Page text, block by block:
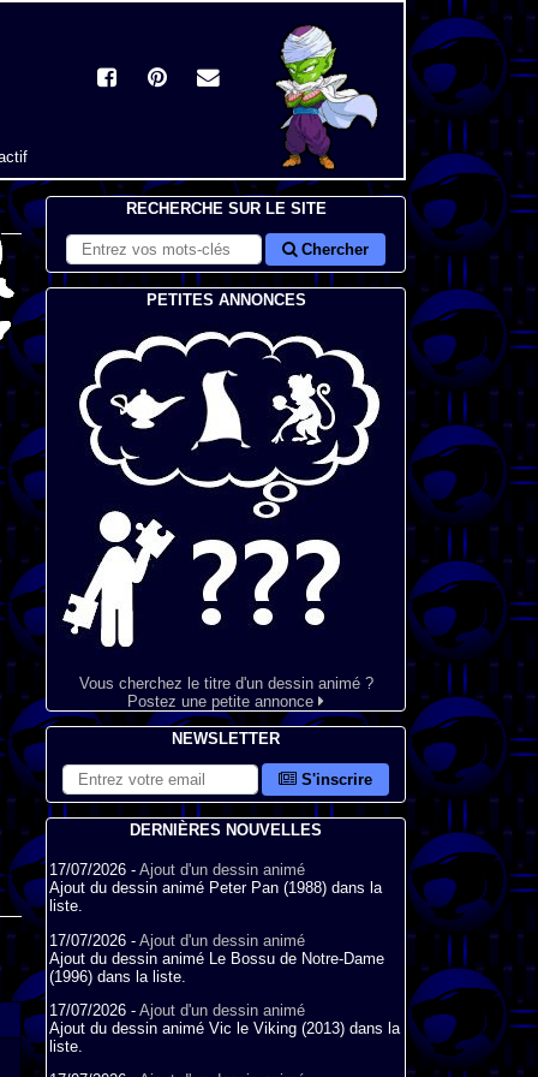
RECHERCHE SUR LE SITE
Chercher
PETITES ANNONCES
Vous cherchez le titre d'un dessin animé ?
Postez une petite annonce
NEWSLETTER
S'inscrire
DERNIÈRES NOUVELLES
17/07/2026 - Ajout d'un dessin animé
Ajout du dessin animé Peter Pan (1988) dans la
liste.
17/07/2026 - Ajout d'un dessin animé
Ajout du dessin animé Le Bossu de Notre-Dame
(1996) dans la liste.
17/07/2026 - Ajout d'un dessin animé
Ajout du dessin animé Vic le Viking (2013) dans la
liste.